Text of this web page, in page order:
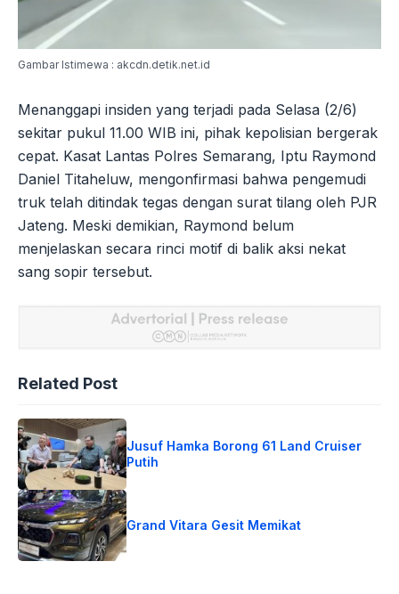
Gambar Istimewa : akcdn.detik.net.id
Menanggapi insiden yang terjadi pada Selasa (2/6)
sekitar pukul 11.00 WIB ini, pihak kepolisian bergerak
cepat. Kasat Lantas Polres Semarang, Iptu Raymond
Daniel Titaheluw, mengonfirmasi bahwa pengemudi
truk telah ditindak tegas dengan surat tilang oleh PJR
Jateng. Meski demikian, Raymond belum
menjelaskan secara rinci motif di balik aksi nekat
sang sopir tersebut.
Related Post
Jusuf Hamka Borong 61 Land Cruiser
Putih
Grand Vitara Gesit Memikat